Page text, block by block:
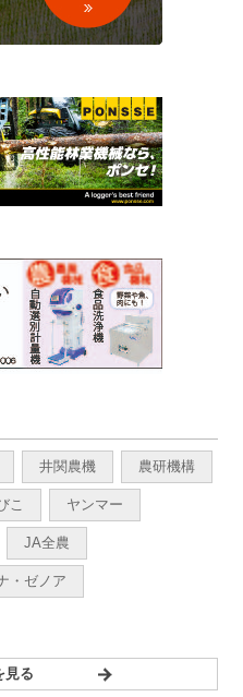
井関農機 農研機構
こ ヤンマー
JA全農
・ゼノア
見る